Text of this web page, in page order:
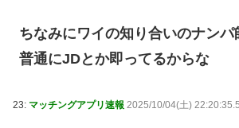
ちなみにワイの知り合いのナン
普通にJDとか即ってるからな
23: マッチングアプリ速報 2025/10/04(土)